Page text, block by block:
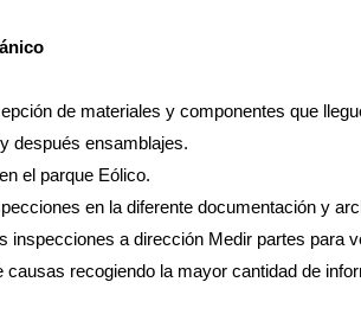
de materiales y componentes que
después ensamblajes.
el parque Eólico.
en la diferente documentación y
inspecciones a dirección Medir partes para
causas recogiendo la mayor cantidad de